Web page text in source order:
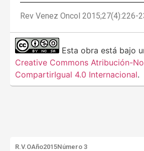
Rev Venez Oncol 2015;27(4):226-
Esta obra está bajo
Creative Commons Atribución-
CompartirIgual 4.0 Internacional.
R.V.OAño2015Número 3